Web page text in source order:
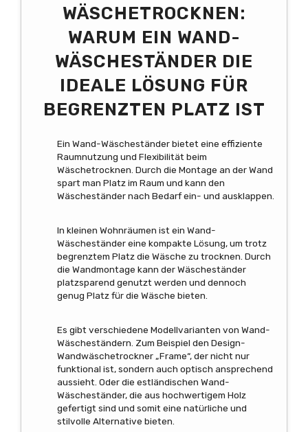
WÄSCHETROCKNEN:
WARUM EIN WAND-
WÄSCHESTÄNDER DIE
IDEALE LÖSUNG FÜR
BEGRENZTEN PLATZ IST
Ein Wand-Wäscheständer bietet eine effiziente
Raumnutzung und Flexibilität beim
Wäschetrocknen. Durch die Montage an der Wand
spart man Platz im Raum und kann den
Wäscheständer nach Bedarf ein- und ausklappen.
In kleinen Wohnräumen ist ein Wand-
Wäscheständer eine kompakte Lösung, um trotz
begrenztem Platz die Wäsche zu trocknen. Durch
die Wandmontage kann der Wäscheständer
platzsparend genutzt werden und dennoch
genug Platz für die Wäsche bieten.
Es gibt verschiedene Modellvarianten von Wand-
Wäscheständern. Zum Beispiel den Design-
Wandwäschetrockner „Frame“, der nicht nur
funktional ist, sondern auch optisch ansprechend
aussieht. Oder die estländischen Wand-
Wäscheständer, die aus hochwertigem Holz
gefertigt sind und somit eine natürliche und
stilvolle Alternative bieten.